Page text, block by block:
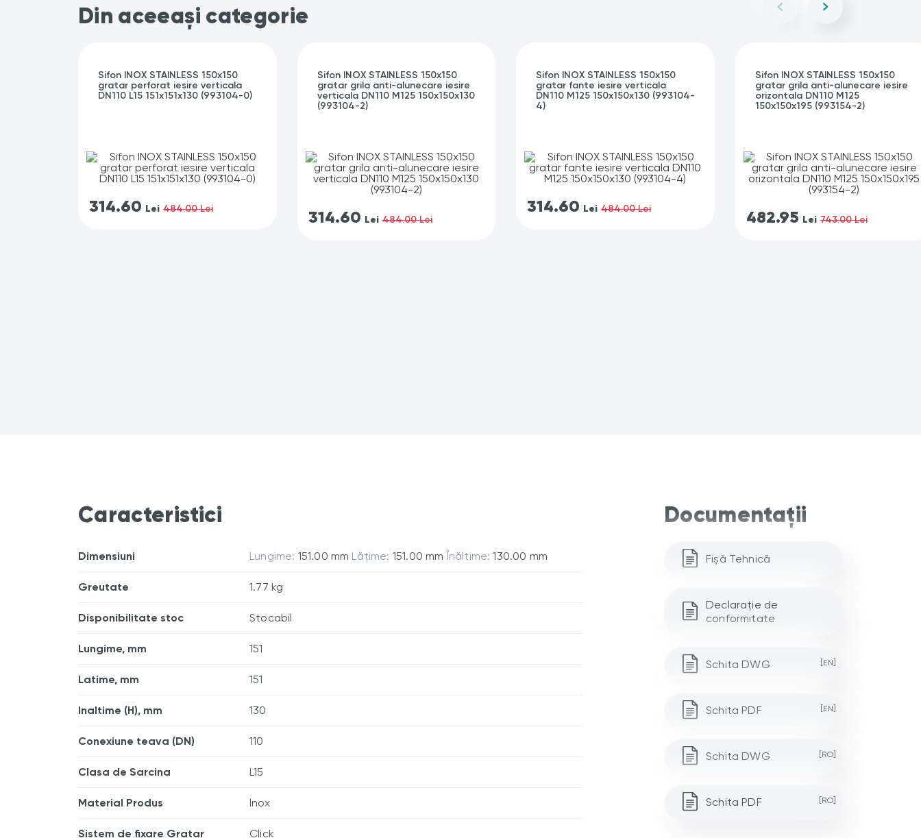
Din aceeași categorie
Sifon INOX STAINLESS 150x150
gratar perforat iesire verticala
DN110 L15 151x151x130 (993104-0)
314.60 Lei 484.00 Lei
Sifon INOX STAINLESS 150x150
gratar grila anti-alunecare iesire
verticala DN110 M125 150x150x130
(993104-2)
314.60 Lei 484.00 Lei
Sifon INOX STAINLESS 150x150
gratar fante iesire verticala
DN110 M125 150x150x130 (993104-
4)
314.60 Lei 484.00 Lei
Sifon INOX STAINLESS 150x150
gratar grila anti-alunecare iesire
orizontala DN110 M125
150x150x195 (993154-2)
482.95 Lei 743.00 Lei
Caracteristici
Dimensiuni Lungime: 151.00 mm Lățime: 151.00 mmÎnăltime: 130.00 mm
Greutate 1.77 kg
Disponibilitate stoc Stocabil
Lungime, mm 151
Latime, mm 151
Inaltime (H), mm 130
Conexiune teava (DN) 110
Clasa de Sarcina L15
Material Produs Inox
Sistem de fixare Gratar Click
Documentații
Fișă Tehnică
Declarație de
conformitate
Schita DWG [EN]
Schita PDF [EN]
Schita DWG [RO]
Schita PDF [RO]